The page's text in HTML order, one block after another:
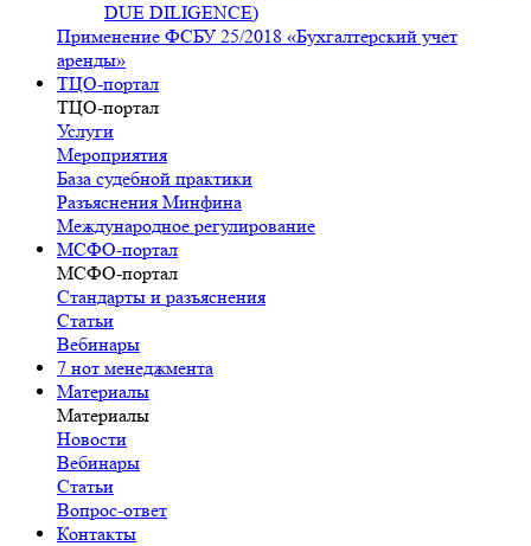
DUE DILIGENCE)
Применение ФСБУ 25/2018 «Бухгалтерский учет
аренды»
ТЦО-портал
ТЦО-портал
Услуги
Мероприятия
База судебной практики
Разъяснения Минфина
Международное регулирование
МСФО-портал
МСФО-портал
Стандарты и разъяснения
Статьи
Вебинары
7 нот менеджмента
Материалы
Материалы
Новости
Вебинары
Статьи
Вопрос-ответ
Контакты